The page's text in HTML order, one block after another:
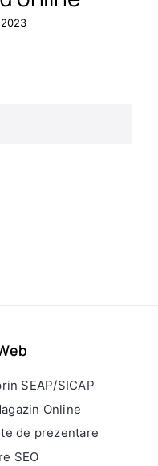
SEAP/SICAP
Online
de prezentare
SEO